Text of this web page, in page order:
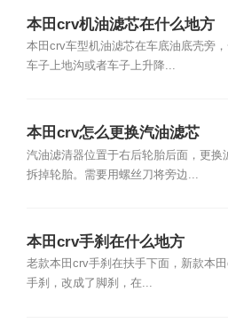
本田crv机油滤芯在什么地方
本田crv车型机油滤芯在车底油底壳旁
车子上地沟或者车子上升降...
本田crv怎么更换汽油滤芯
汽油滤清器位置于右后轮胎后面，更换
拆掉轮胎。需要用螺丝刀将旁边...
本田crv手刹在什么地方
老款本田crv手刹在扶手下面，新款本
手刹，改成了脚刹，在...